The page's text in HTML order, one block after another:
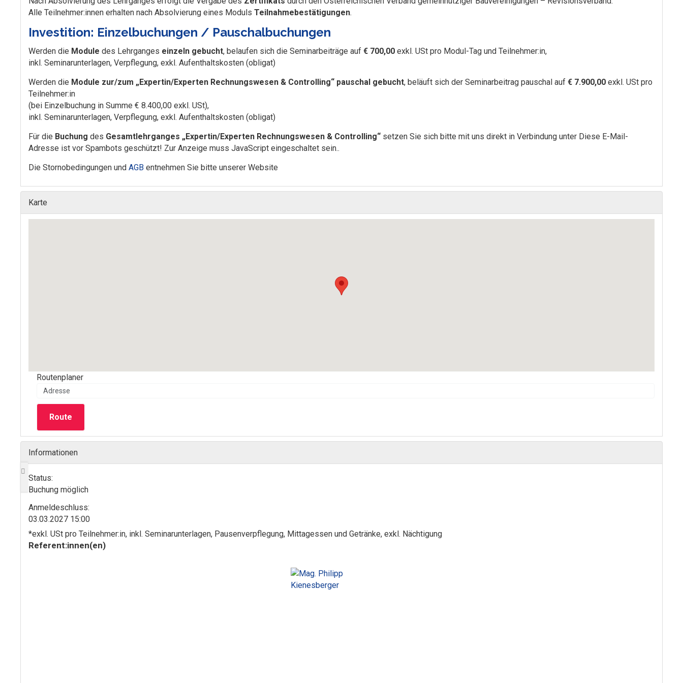
Alle Teilnehmer:innen erhalten nach Absolvierung eines Moduls Teilnahmebestätigungen.
Investition: Einzelbuchungen / Pauschalbuchungen
Werden die Module des Lehrganges einzeln gebucht, belaufen sich die Seminarbeiträge auf € 700,00 exkl. USt pro Modul-Tag und Teilnehmer:in,
inkl. Seminarunterlagen, Verpflegung, exkl. Aufenthaltskosten (obligat)
Werden die Module zur/zum „Expertin/Experten Rechnungswesen & Controlling“ pauschal gebucht, beläuft sich der Seminarbeitrag pauschal auf € 7.900,00 exkl. USt pro
Teilnehmer:in
(bei Einzelbuchung in Summe € 8.400,00 exkl. USt),
inkl. Seminarunterlagen, Verpflegung, exkl. Aufenthaltskosten (obligat)
Für die Buchung des Gesamtlehrganges „Expertin/Experten Rechnungswesen & Controlling“ setzen Sie sich bitte mit uns direkt in Verbindung unter Diese E-Mail-
Adresse ist vor Spambots geschützt! Zur Anzeige muss JavaScript eingeschaltet sein..
Die Stornobedingungen und AGB entnehmen Sie bitte unserer Website
Karte
Routenplaner
Route
Informationen
Status:
Buchung möglich
Anmelde­schluss:
03.03.2027 15:00
*exkl. USt pro Teilnehmer:in, inkl. Seminarunterlagen, Pausenverpflegung, Mittagessen und Getränke, exkl. Nächtigung
Referent:innen(en)